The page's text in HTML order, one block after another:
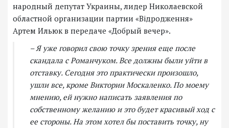
народный депутат Украины, лидер Николаевской
областной организации партии «Відродження»
Артем Ильюк в передаче «Добрый вечер».
– Я уже говорил свою точку зрения еще после
скандала с Романчуком. Все должны были уйти в
отставку. Сегодня это практически произошло,
ушли все, кроме Виктории Москаленко. По моему
мнению, ей нужно написать заявления по
собственному желанию и это будет красивый ход с
ее стороны. На этом хотел бы поставить точку, ну